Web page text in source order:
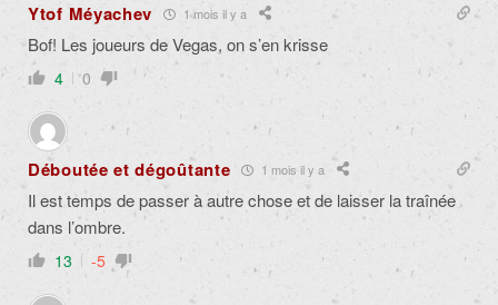
Ytof Méyachev 1 mois il y a
Bof! Les joueurs de Vegas, on s’en krisse
4 0
Déboutée et dégoûtante 1 mois il y a
Il est temps de passer à autre chose et de laisser la traînée
dans l’ombre.
13 -5